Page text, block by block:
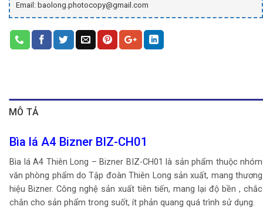
Email: baolong.photocopy@gmail.com
MÔ TẢ
Bìa lá A4 Bizner BIZ-CH01
Bìa lá A4 Thiên Long – Bizner BIZ-CH01 là sản phẩm thuộc nhóm
văn phòng phẩm do Tập đoàn Thiên Long sản xuất, mang thương
hiệu Bizner. Công nghệ sản xuất tiên tiến, mang lại độ bền , chắc
chắn cho sản phẩm trong suốt, ít phản quang quá trình sử dụng.